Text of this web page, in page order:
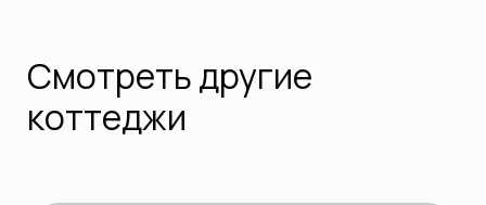
Смотреть другие
коттеджи